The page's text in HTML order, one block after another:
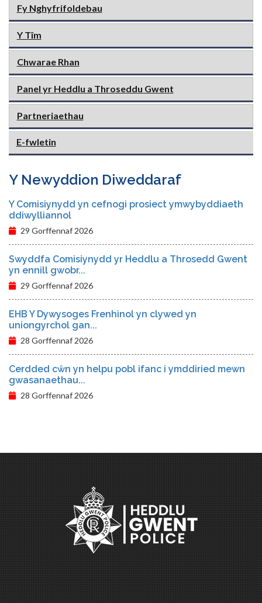
Fy Nghyfrifoldebau
Y Tîm
Chwarae Rhan
Panel yr Heddlu a Throseddu Gwent
Partneriaethau
E-fwletin
Y Newyddion Diweddaraf
Y Comisiynydd yn cefnogi prosiect ymwybyddiaeth
ddiwylliannol
29 Gorffennaf 2026
Swyddfa Comisiynydd yr Heddlu a Throsedd Gwent
yn ennill gwobr...
29 Gorffennaf 2026
EHB Y Dywysoges Frenhinol yn clywed yn
uniongyrchol gan...
28 Gorffennaf 2026
Cerdded cŵn yn helpu pobl ifanc i ymddiried mewn
gwasanaethau...
28 Gorffennaf 2026